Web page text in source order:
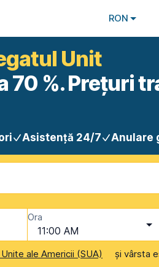
RON
Unit
70 %. Prețuri
Asistență 24/7 Anulare
Ora
11:00 AM
ale Americii (SUA) și vârsta